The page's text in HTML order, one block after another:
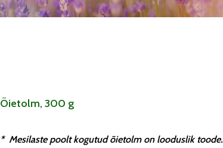
Õietolm, 300 g
* Mesilaste poolt kogutud õietolm on looduslik toode.